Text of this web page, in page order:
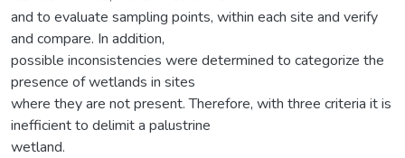
and to evaluate sampling points, within each site and verify
and compare. In addition,
possible inconsistencies were determined to categorize the
presence of wetlands in sites
where they are not present. Therefore, with three criteria it is
inefficient to delimit a palustrine
wetland.